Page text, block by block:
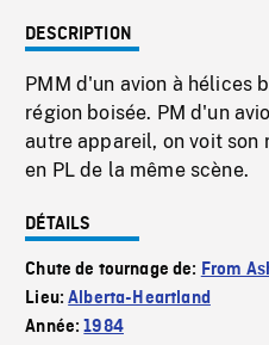
DESCRIPTION
PMM d'un avion à hélices
région boisée. PM d'un
autre appareil, on voit
en PL de la même scène.
DÉTAILS
Chute de tournage de: From
Lieu:Alberta-Heartland
Année:1984